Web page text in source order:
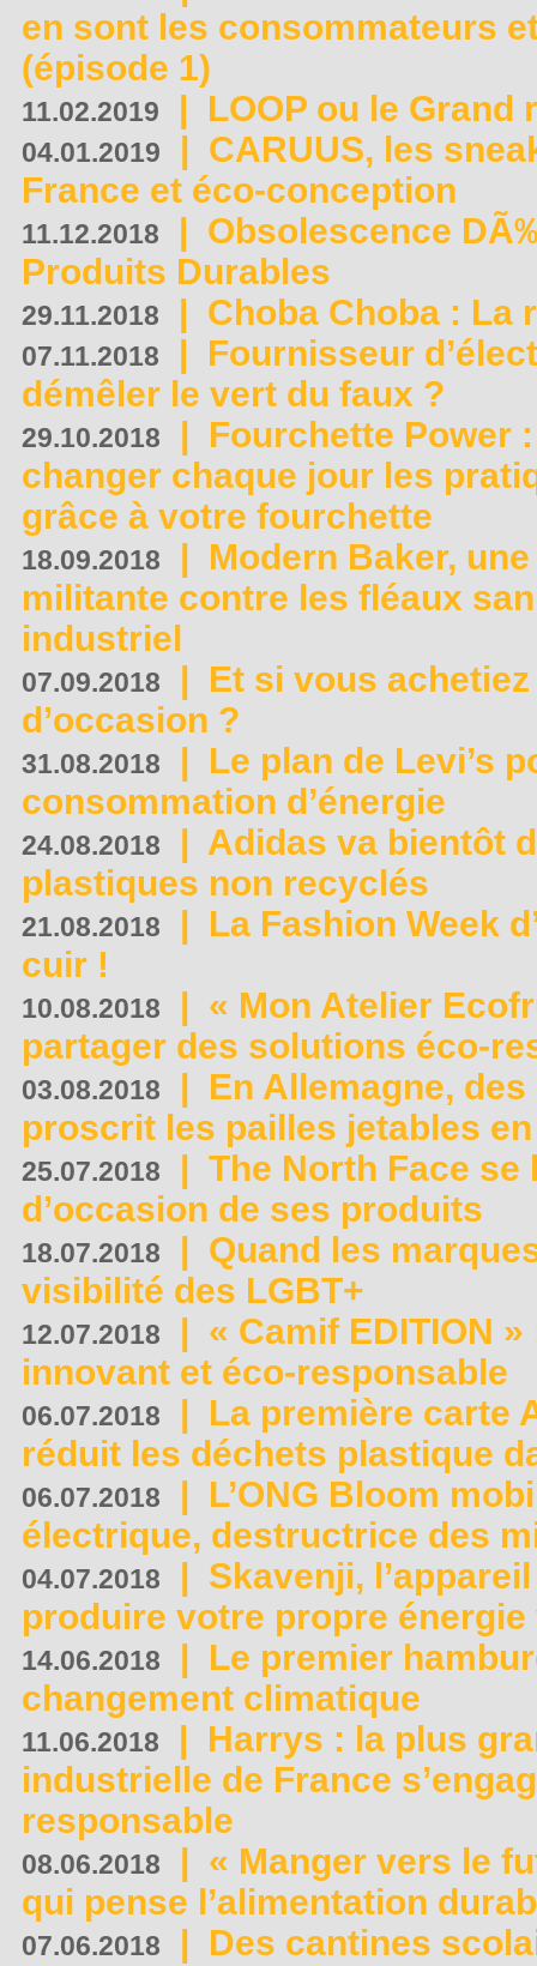
en sont les consommateurs
(épisode 1)
11.02.2019 | LOOP ou le Grand
04.01.2019 | CARUUS, les
France et éco-conception
11.12.2018 | Obsolescence
Produits Durables
29.11.2018 | Choba Choba : La
07.11.2018 | Fournisseur
démêler le vert du faux ?
29.10.2018 | Fourchette Power
changer chaque jour les
grâce à votre fourchette
18.09.2018 | Modern Baker,
militante contre les fléaux
industriel
07.09.2018 | Et si vous
d’occasion ?
31.08.2018 | Le plan de Levi’s
consommation d’énergie
24.08.2018 | Adidas va bientôt
plastiques non recyclés
21.08.2018 | La Fashion Week
cuir !
10.08.2018 | « Mon Atelier
partager des solutions éco-
03.08.2018 | En Allemagne,
proscrit les pailles jetables
25.07.2018 | The North Face se
d’occasion de ses produits
18.07.2018 | Quand les
visibilité des LGBT+
12.07.2018 | « Camif EDITION
innovant et éco-responsable
06.07.2018 | La première carte
réduit les déchets plastique
06.07.2018 | L’ONG Bloom
électrique, destructrice des
04.07.2018 | Skavenji,
produire votre propre
14.06.2018 | Le premier
changement climatique
11.06.2018 | Harrys : la plus
industrielle de France
responsable
08.06.2018 | « Manger vers le
qui pense l’alimentation
07.06.2018 | Des cantines